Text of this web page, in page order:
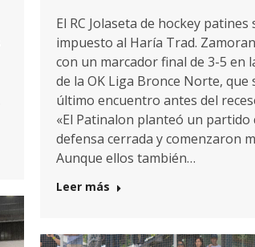
El RC Jolaseta de hockey patines
impuesto al Haría Trad.
con un marcador final de 3-5 en
de la OK Liga Bronce Norte, que
último encuentro antes del
«El Patinalon planteó un partido
defensa cerrada y comenzaron
Aunque ellos también…
Leer más